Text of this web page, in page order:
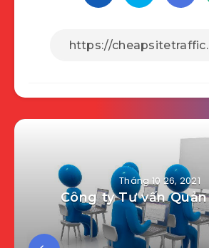
Tháng 10 26, 2021
Công ty Tư vấn